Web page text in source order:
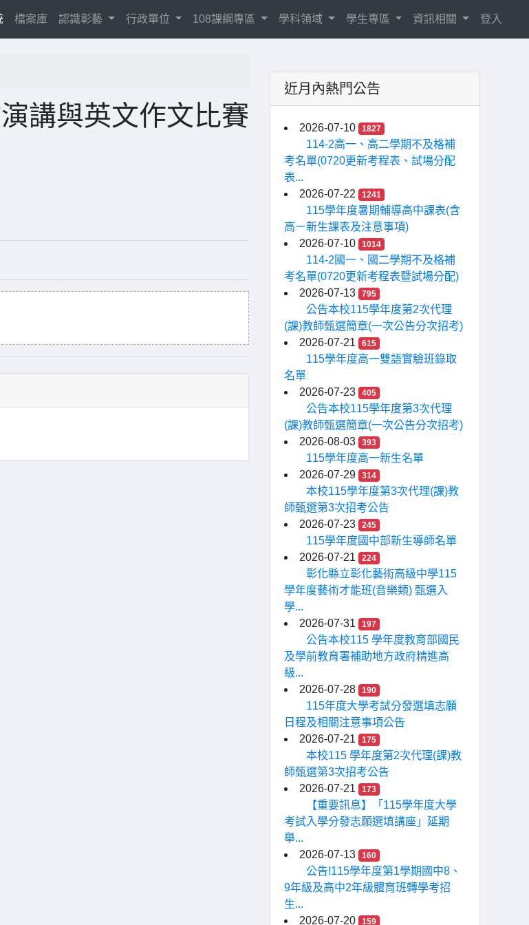
檔案庫 認識彰藝 行政單位 108課綱專區 學科領域 學生專區 資訊相關 登入
講與英文作文比賽
近月內熱門公告
2026-07-10 1827
114-2高一、高二學期不及格補
考名單(0720更新考程表、試場分配
表...
2026-07-22
1241
115學年度暑期輔導高中課表(含
高ㄧ新生課表及注意事項)
2026-07-10
1014
114-2國一、國二學期不及格補
考名單(0720更新考程表暨試場分配)
2026-07-13
795
公告本校115學年度第2次代理
(課)教師甄選簡章(一次公告分次招考)
2026-07-21
615
115學年度高一雙語實驗班錄取
名單
2026-07-23
405
公告本校115學年度第3次代理
(課)教師甄選簡章(一次公告分次招考)
2026-08-03
393
115學年度高一新生名單
2026-07-29
314
本校115學年度第3次代理(課)教
師甄選第3次招考公告
2026-07-23
245
115學年度國中部新生導師名單
2026-07-21
224
彰化縣立彰化藝術高級中學115
學年度藝術才能班(音樂類) 甄選入
學...
2026-07-31
197
公告本校115 學年度教育部國民
及學前教育署補助地方政府精進高
級...
2026-07-28
190
115年度大學考試分發選填志願
日程及相關注意事項公告
2026-07-21
175
本校115 學年度第2次代理(課)教
師甄選第3次招考公告
2026-07-21
173
【重要訊息】「115學年度大學
考試入學分發志願選填講座」延期
舉...
2026-07-13
160
公告!115學年度第1學期國中8、
9年級及高中2年級體育班轉學考招
生...
2026-07-20
159